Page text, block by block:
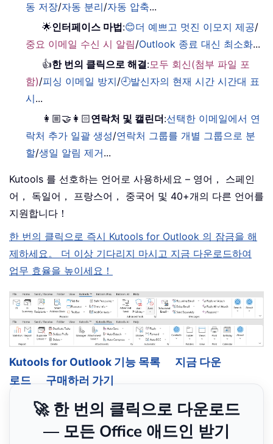
동 저장/자동 분리/자동 압축...
🌟인터페이스 마법:😊더 예쁘고 멋진 이모지 제공/
중요 이메일 수신 시 알림/Outlook 종료 대신 최소화...
👍한 번의 클릭으로 해결:모두 회신(첨부 파일 포
함)/피싱 이메일 방지/🕘발신자의 현재 시간 시간대 표
시...
👩🏼‍🤝‍👩🏻연락처 및 캘린더:선택한 이메일에서 연
락처 추가 일괄 생성/연락처 그룹를 개별 그룹으로 분
할/생일 알림 제거...
Kutools 를 선호하는 언어로 사용하세요 – 영어， 스페인
어， 독일어， 프랑스어， 중국어 및 40+개의 다른 언어를
지원합니다！
한 번의 클릭으로 즉시 Kutools for Outlook 의 잠금을 해
제하세요。 더 이상 기다리지 마시고 지금 다운로드하여
업무 효율을 높이세요！
Kutools for Outlook 기능 목록
지금 다운
로드
구매하러 가기
🚀 한 번의 클릭으로 다운로드
— 모든 Office 애드인 받기